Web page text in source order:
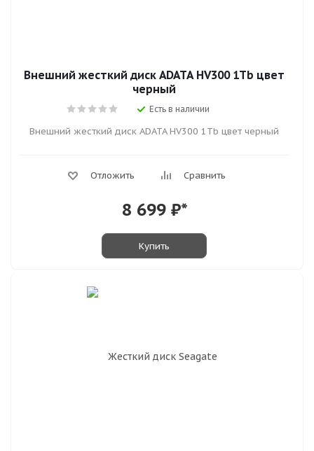
Внешний жесткий диск ADATA HV300 1Tb цвет
черный
Есть в наличии
Внешний жесткий диск ADATA HV300 1Tb цвет черный
Отложить Сравнить
8 699₽*
Купить